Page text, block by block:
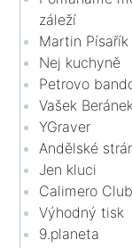
záleží
Martin Písařík
Nej kuchyně
Petrovo
Vašek
YGraver
Andělské
Jen kluci
Calimero Club
Výhodný tisk
9.planeta